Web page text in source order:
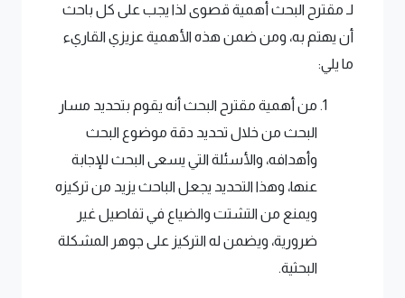
لـ مقترح البحث أهمية قصوى لذا يجب على كل باحث
أن يهتم به، ومن ضمن هذه الأهمية عزيزي القاريء
ما يلي:
من أهمية مقترح البحث أنه يقوم بتحديد مسار
البحث من خلال تحديد دقة موضوع البحث
وأهدافه، والأسئلة التي يسعى البحث للإجابة
عنها، وهذا التحديد يجعل الباحث يزيد من تركيزه
ويمنع من التشتت والضياع في تفاصيل غير
ضرورية، ويضمن له التركيز على جوهر المشكلة
البحثية.